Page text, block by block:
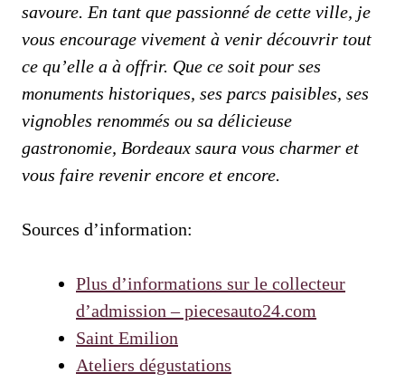
savoure. En tant que passionné de cette ville, je
vous encourage vivement à venir découvrir tout
ce qu’elle a à offrir. Que ce soit pour ses
monuments historiques, ses parcs paisibles, ses
vignobles renommés ou sa délicieuse
gastronomie, Bordeaux saura vous charmer et
vous faire revenir encore et encore.
Sources d’information:
Plus d’informations sur le collecteur
d’admission – piecesauto24.com
Saint Emilion
Ateliers dégustations